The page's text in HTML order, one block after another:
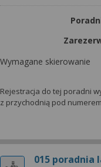
Wymagane skierowanie
Rejestracja do tej poradni
z przychodnią pod
015 poradnia